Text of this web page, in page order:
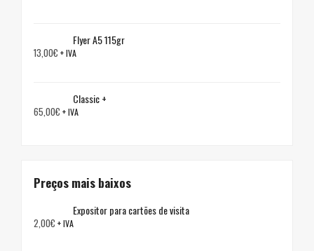
Flyer A5 115gr
13,00€ + IVA
Classic +
65,00€ + IVA
Preços mais baixos
Expositor para cartões de visita
2,00€ + IVA